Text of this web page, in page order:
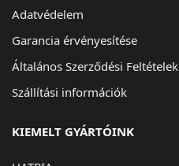
Adatvédelem
Garancia érvényesítése
Általános Szerződési Feltételek
Szállítási információk
KIEMELT GYÁRTÓINK